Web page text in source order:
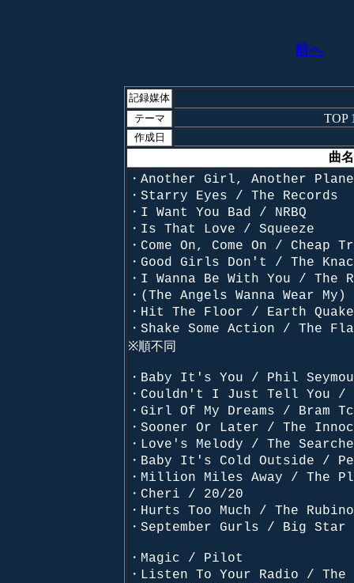
前へ
記録媒体
テーマ
TOP
作成日
曲
・Another Girl, Another
・Starry Eyes / The Records
・I Want You Bad / NRBQ
・Is That Love / Squeeze
・Come On, Come On / Cheap
・Good Girls Don't / The
・I Wanna Be With You / The
・(The Angels Wanna Wear
・Hit The Floor / Earth Quake
・Shake Some Action / The
※順不同
・Baby It's You / Phil
・Couldn't I Just Tell You /
・Girl Of My Dreams / Bram
・Sooner Or Later / The
・Love's Melody / The
・Baby It's Cold Outside /
・Million Miles Away / The
・Cheri / 20/20
・Hurts Too Much / The
・September Gurls / Big Star
・Magic / Pilot
・Listen To Your Radio / The